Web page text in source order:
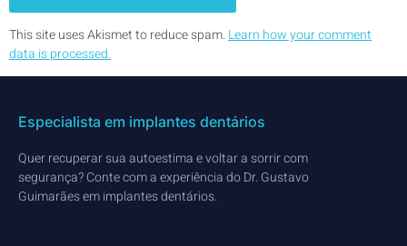
This site uses Akismet to reduce spam.Learn how your comment
data is processed.
Especialista em implantes dentários
Quer recuperar sua autoestima e voltar a sorrir com
segurança? Conte com a experiência do Dr. Gustavo
Guimarães em implantes dentários.